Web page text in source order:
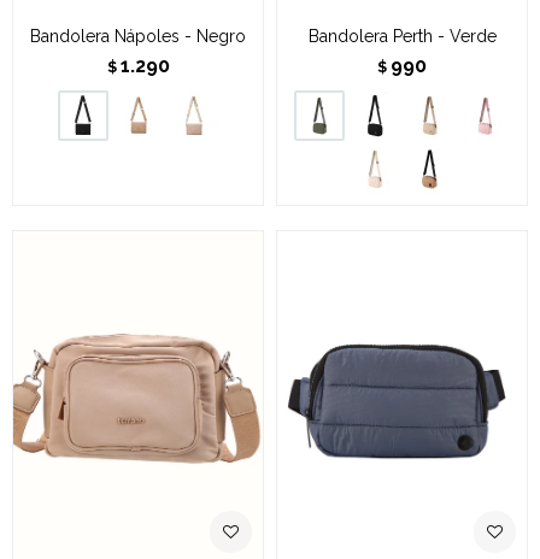
Bandolera Nápoles - Negro
$ 1.290
Bandolera Perth - Verde
$ 990